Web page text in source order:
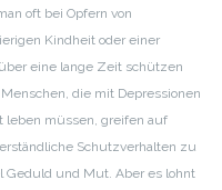
oft bei Opfern von
Kindheit oder einer
eine lange Zeit schützen
die mit Depressionen
leben müssen, greifen auf
Schutzverhalten zu
Geduld und Mut. Aber es lohnt